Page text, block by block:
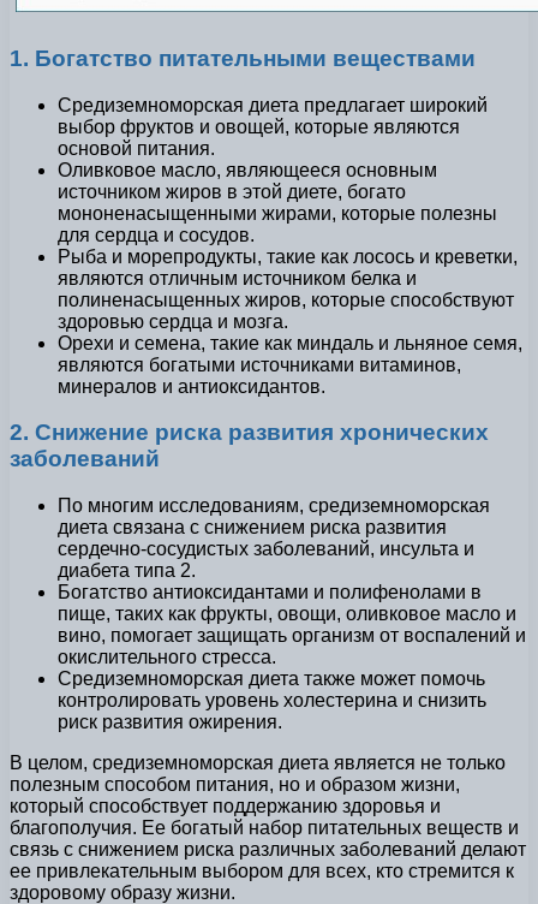
1. Богатство питательными веществами
Средиземноморская диета предлагает широкий
выбор фруктов и овощей, которые являются
основой питания.
Оливковое масло, являющееся основным
источником жиров в этой диете, богато
мононенасыщенными жирами, которые полезны
для сердца и сосудов.
Рыба и морепродукты, такие как лосось и креветки,
являются отличным источником белка и
полиненасыщенных жиров, которые способствуют
здоровью сердца и мозга.
Орехи и семена, такие как миндаль и льняное семя,
являются богатыми источниками витаминов,
минералов и антиоксидантов.
2. Снижение риска развития хронических
заболеваний
По многим исследованиям, средиземноморская
диета связана с снижением риска развития
сердечно-сосудистых заболеваний, инсульта и
диабета типа 2.
Богатство антиоксидантами и полифенолами в
пище, таких как фрукты, овощи, оливковое масло и
вино, помогает защищать организм от воспалений и
окислительного стресса.
Средиземноморская диета также может помочь
контролировать уровень холестерина и снизить
риск развития ожирения.
В целом, средиземноморская диета является не только
полезным способом питания, но и образом жизни,
который способствует поддержанию здоровья и
благополучия. Ее богатый набор питательных веществ и
связь с снижением риска различных заболеваний делают
ее привлекательным выбором для всех, кто стремится к
здоровому образу жизни.